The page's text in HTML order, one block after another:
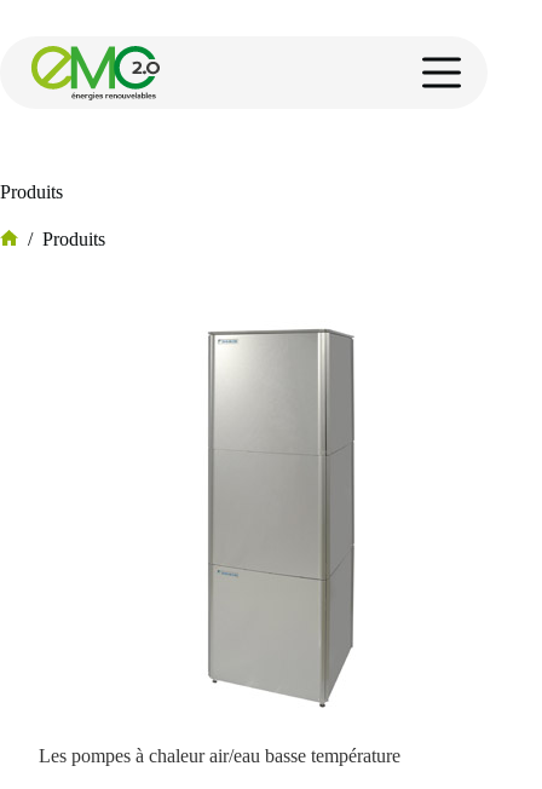
Produits
/ Produits
Les pompes à chaleur air/eau basse température